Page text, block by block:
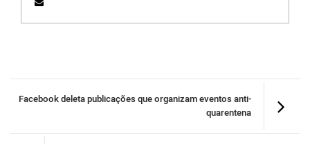
Facebook deleta publicações que organizam eventos anti-
quarentena